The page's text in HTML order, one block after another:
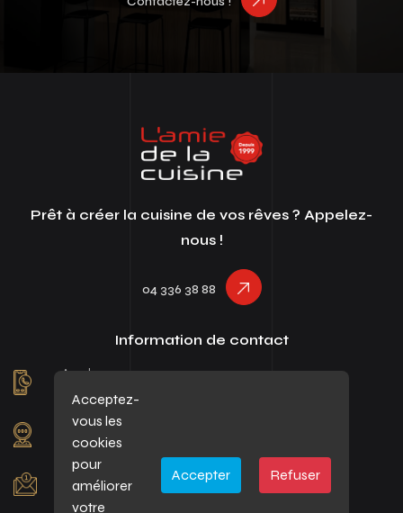
Prêt à créer la cuisine de vos rêves ? Appelez-
nous !
04 336 38 88
Information de contact
Appelez-nous au :
04 336 38 88
Notre adresse:
Rue de Tilff, 16 - 4100 Boncelles
Envoyez-nous un email :
marie@amiedelacuisine.be
Acceptez-
vous les
cookies
pour
améliorer
votre
Accepter Refuser